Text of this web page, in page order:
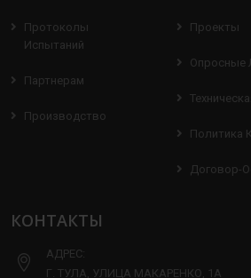
Протоколы
Испытаний
Партнерам
Производство
Проекты
Опросные
Политика
Договор-
КОНТАКТЫ
АДРЕС:
Г. ТУЛА, УЛИЦА МАКАРЕНКО, 1А